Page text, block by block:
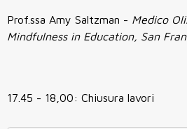
Prof.ssa Amy Saltzman - Medico
Mindfulness in Education, San
17.45 - 18,00: Chiusura lavori